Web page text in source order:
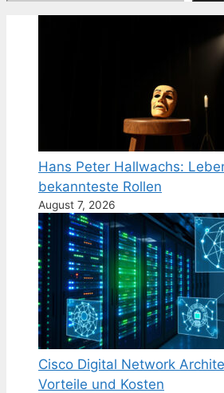
Hans Peter Hallwachs:
bekannteste Rollen
August 7, 2026
Cisco Digital Network
Vorteile und Kosten